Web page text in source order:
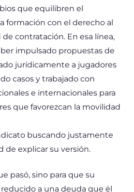
que equilibren el
formación con el derecho al
contratación. En esa línea,
impulsado propuestas de
jurídicamente a jugadores
casos y trabajado con
e internacionales para
que favorezcan la movilidad
buscando justamente
de explicar su versión.
pasó, sino para que su
a una deuda que él